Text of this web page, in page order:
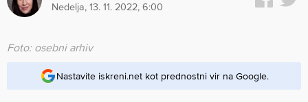
nedelja, 13. 11. 2022, 6:00
Foto: osebni arhiv
Nastavite iskreni.net kot prednostni vir na Google.